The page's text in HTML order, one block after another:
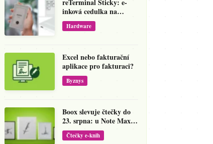
reTerminal Sticky: e-
inková cedulka na
ledničku, která přepíše
váš hlas na vzkaz
Hardware
Excel nebo fakturační
aplikace pro fakturaci?
Byznys
Boox slevuje čtečky do
23. srpna: u Note Maxu
jde cena dolů o 138 eur
Čtečky e-knih